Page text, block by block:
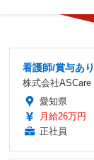
看護師/賞与あ
株式会社
愛知県
月給26万円
正社員